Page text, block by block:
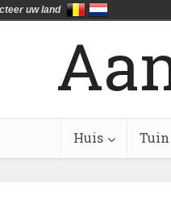
Huis Tuin
uw land